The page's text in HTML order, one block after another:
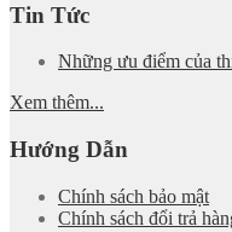
Tin Tức
Những ưu điểm của
Xem thêm...
Hướng Dẫn
Chính sách bảo mật
Chính sách đổi trả